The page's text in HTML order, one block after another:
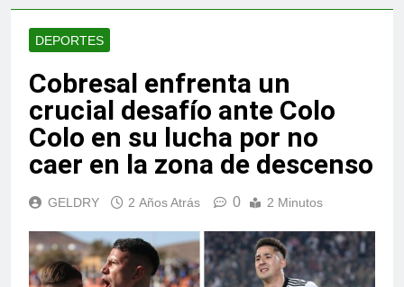
DEPORTES
Cobresal enfrenta un
crucial desafío ante Colo
Colo en su lucha por no
caer en la zona de descenso
GELDRY 2 Años Atrás 0 2 Minutos